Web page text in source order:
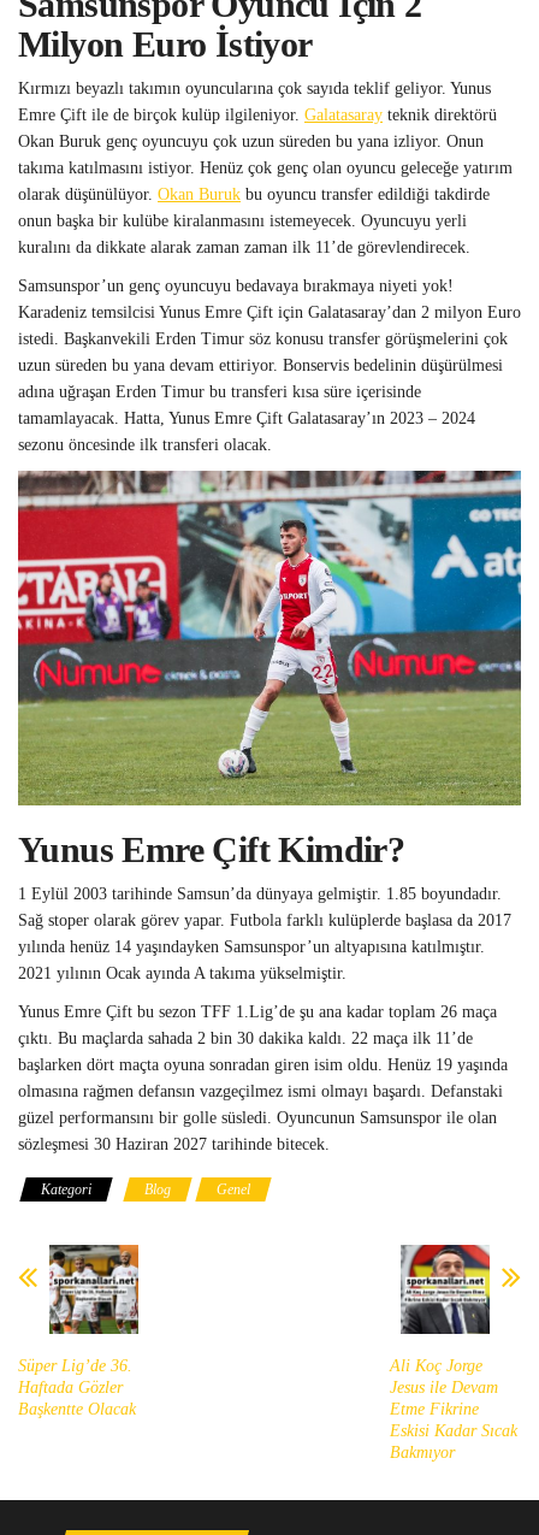
Milyon Euro İstiyor
Kırmızı beyazlı takımın oyuncularına çok sayıda teklif geliyor. Yunus
Emre Çift ile de birçok kulüp ilgileniyor. Galatasaray teknik direktörü
Okan Buruk genç oyuncuyu çok uzun süreden bu yana izliyor. Onun
takıma katılmasını istiyor. Henüz çok genç olan oyuncu geleceğe yatırım
olarak düşünülüyor. Okan Buruk bu oyuncu transfer edildiği takdirde
onun başka bir kulübe kiralanmasını istemeyecek. Oyuncuyu yerli
kuralını da dikkate alarak zaman zaman ilk 11’de görevlendirecek.
Samsunspor’un genç oyuncuyu bedavaya bırakmaya niyeti yok!
Karadeniz temsilcisi Yunus Emre Çift için Galatasaray’dan 2 milyon Euro
istedi. Başkanvekili Erden Timur söz konusu transfer görüşmelerini çok
uzun süreden bu yana devam ettiriyor. Bonservis bedelinin düşürülmesi
adına uğraşan Erden Timur bu transferi kısa süre içerisinde
tamamlayacak. Hatta, Yunus Emre Çift Galatasaray’ın 2023 – 2024
sezonu öncesinde ilk transferi olacak.
Yunus Emre Çift Kimdir?
1 Eylül 2003 tarihinde Samsun’da dünyaya gelmiştir. 1.85 boyundadır.
Sağ stoper olarak görev yapar. Futbola farklı kulüplerde başlasa da 2017
yılında henüz 14 yaşındayken Samsunspor’un altyapısına katılmıştır.
2021 yılının Ocak ayında A takıma yükselmiştir.
Yunus Emre Çift bu sezon TFF 1.Lig’de şu ana kadar toplam 26 maça
çıktı. Bu maçlarda sahada 2 bin 30 dakika kaldı. 22 maça ilk 11’de
başlarken dört maçta oyuna sonradan giren isim oldu. Henüz 19 yaşında
olmasına rağmen defansın vazgeçilmez ismi olmayı başardı. Defanstaki
güzel performansını bir golle süsledi. Oyuncunun Samsunspor ile olan
sözleşmesi 30 Haziran 2027 tarihinde bitecek.
Kategori Blog Genel
Süper Lig’de 36.
Haftada Gözler
Başkentte Olacak
Ali Koç Jorge
Jesus ile Devam
Etme Fikrine
Eskisi Kadar Sıcak
Bakmıyor